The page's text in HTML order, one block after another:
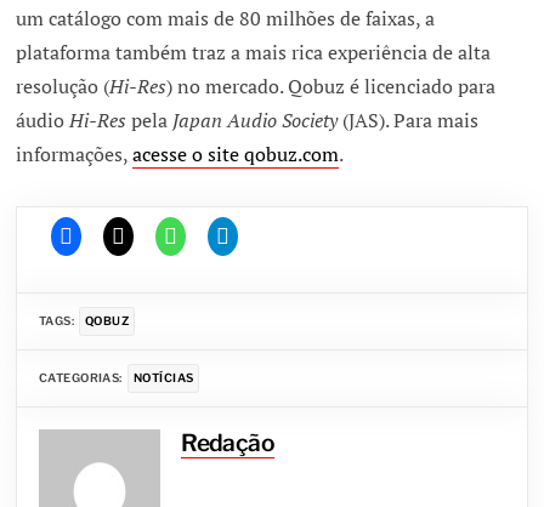
um catálogo com mais de 80 milhões de faixas, a
plataforma também traz a mais rica experiência de alta
resolução (Hi-Res) no mercado. Qobuz é licenciado para
áudioHi-Res pela Japan Audio Society(JAS). Para mais
informações,acesse o site qobuz.com.
TAGS: QOBUZ
CATEGORIAS: NOTÍCIAS
Redação